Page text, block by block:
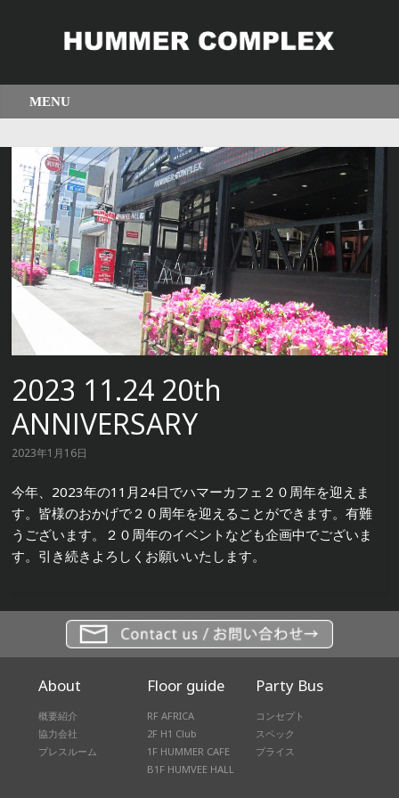
2023 11.24 20th
ANNIVERSARY
2023年1月16日
今年、2023年の11月24日でハマーカフェ２０周年を迎えま
す。皆様のおかげで２０周年を迎えることができます。有難
うございます。２０周年のイベントなども企画中でございま
す。引き続きよろしくお願いいたします。
About
概要紹介
協力会社
プレスルーム
Floor guide
RF AFRICA
2F H1 Club
1F HUMMER CAFE
B1F HUMVEE HALL
Party Bus
コンセプト
スペック
プライス